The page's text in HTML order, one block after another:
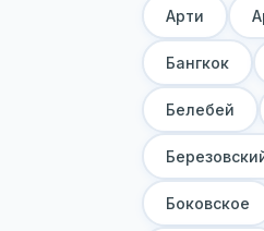
Арти
Бангкок
Белебей
Боковское